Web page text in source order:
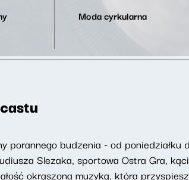
Moda cyrkularna
porannego budzenia - od
Slezaka, sportowa Ostra Gra,
okraszona muzyką, która